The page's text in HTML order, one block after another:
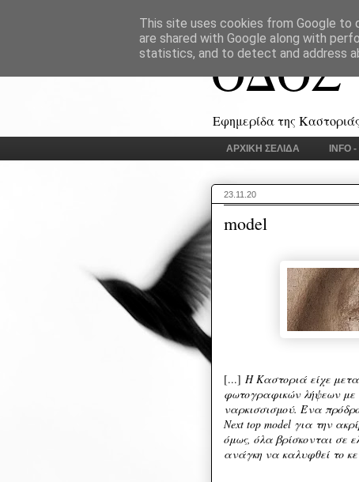
ΟΔΟΣ
Εφημερίδα της
ΑΡΧΙΚΗ ΣΕΛΙΔΑ
23.11.20
model
[...] H Καστοριά είχε
φωτογραφικών λήψεων
ναρκισσισμού. Ένα
Next top model για την
όμως, όλα βρίσκονται σε
ανάγκη να καλυφθεί το
This site uses cookies from Google to
are shared with Google along with
statistics, and to detect and address